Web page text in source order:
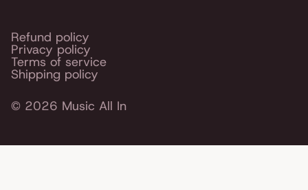
Refund policy
Privacy policy
Terms of service
Shipping policy
© 2026 Music All In